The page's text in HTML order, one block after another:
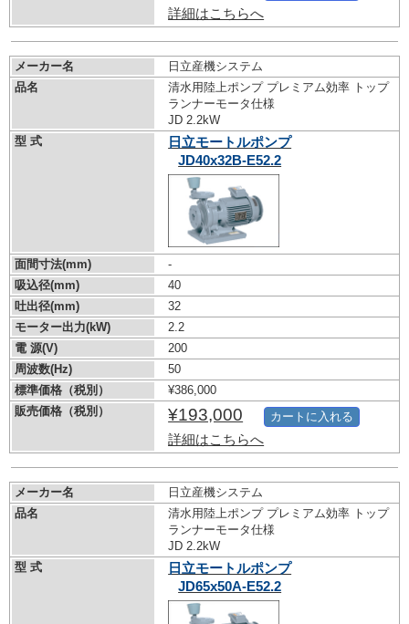
詳細はこちらへ
メーカー名
日立産機システム
品名
清水用陸上ポンプ プレミアム効率 トップ
ランナーモータ仕様
JD 2.2kW
型 式
日立モートルポンプ
JD40x32B-E52.2
面間寸法(mm)
-
吸込径(mm)
40
吐出径(mm)
32
モーター出力(kW)
2.2
電 源(V)
200
周波数(Hz)
50
標準価格（税別）
¥386,000
販売価格（税別）
¥193,000
詳細はこちらへ
カートに入れる
メーカー名
日立産機システム
品名
清水用陸上ポンプ プレミアム効率 トップ
ランナーモータ仕様
JD 2.2kW
型 式
日立モートルポンプ
JD65x50A-E52.2